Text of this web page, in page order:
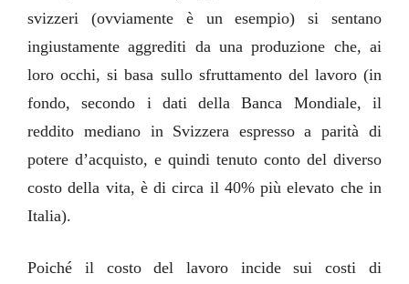
svizzeri (ovviamente è un esempio) si sentano
ingiustamente aggrediti da una produzione che, ai
loro occhi, si basa sullo sfruttamento del lavoro (in
fondo, secondo i dati della Banca Mondiale, il
reddito mediano in Svizzera espresso a parità di
potere d’acquisto, e quindi tenuto conto del diverso
costo della vita, è di circa il 40% più elevato che in
Italia).
Poiché il costo del lavoro incide sui costi di